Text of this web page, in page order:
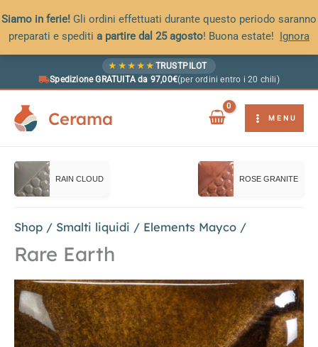
Siamo in ferie! Gli ordini effettuati durante questo periodo saranno
preparati e spediti a partire dal 25 agosto! Buona estate! Ignora
★ ★ ★ ★ ★ TRUSTPILOT
Spedizione GRATUITA da 97,00€(per ordini entro i 20 chili)
Cerama MENU
RAIN CLOUD ROSE GRANITE
Shop / Smalti liquidi / Elements Mayco /
Rare Earth